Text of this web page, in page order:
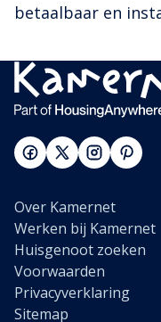
betaalbaar en
Over Kamernet
Werken bij Kamernet
Huisgenoot zoeken
Voorwaarden
Privacyverklaring
Sitemap